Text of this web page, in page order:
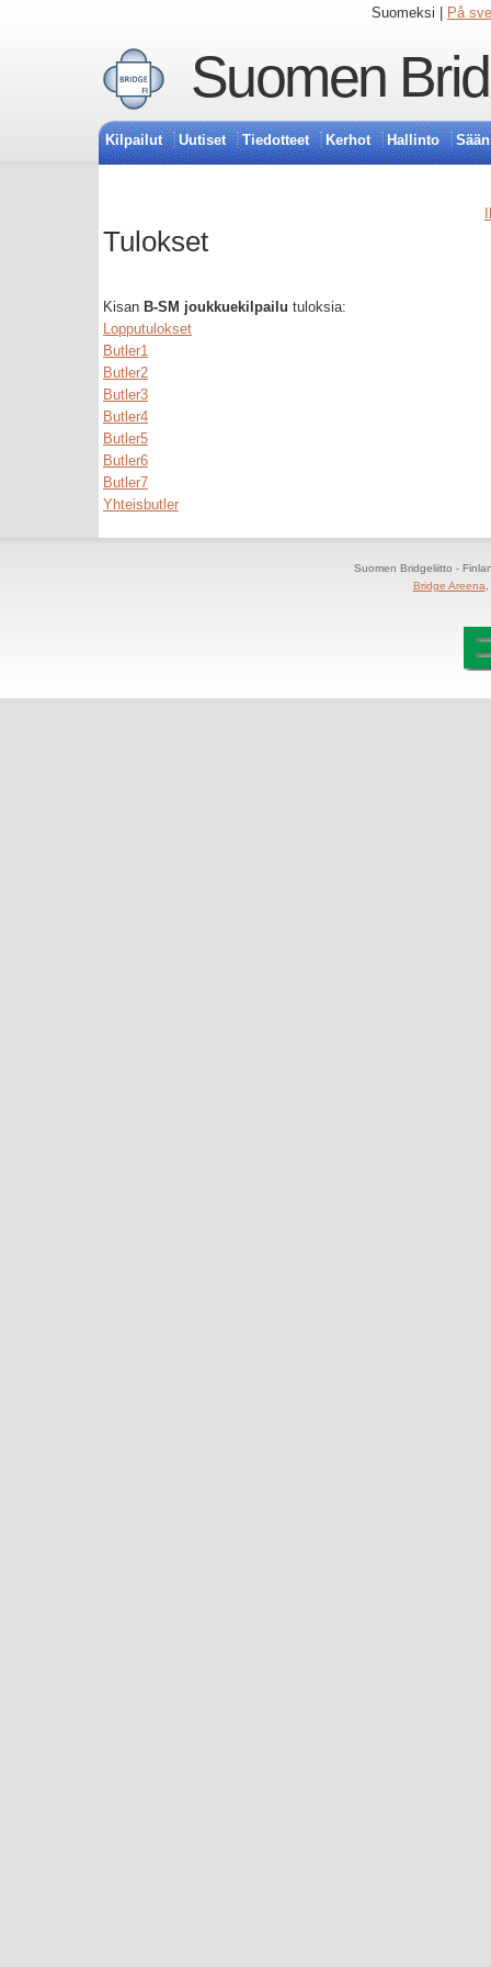
Suomeksi | På
Suomen
Kilpailut Uutiset Tiedotteet Kerhot Hallinto
Tulokset
Kisan B-SM joukkuekilpailu tuloksia:
Lopputulokset
Butler1
Butler2
Butler3
Butler4
Butler5
Butler6
Butler7
Yhteisbutler
Suomen Bridgeliitto -
Bridge Areena